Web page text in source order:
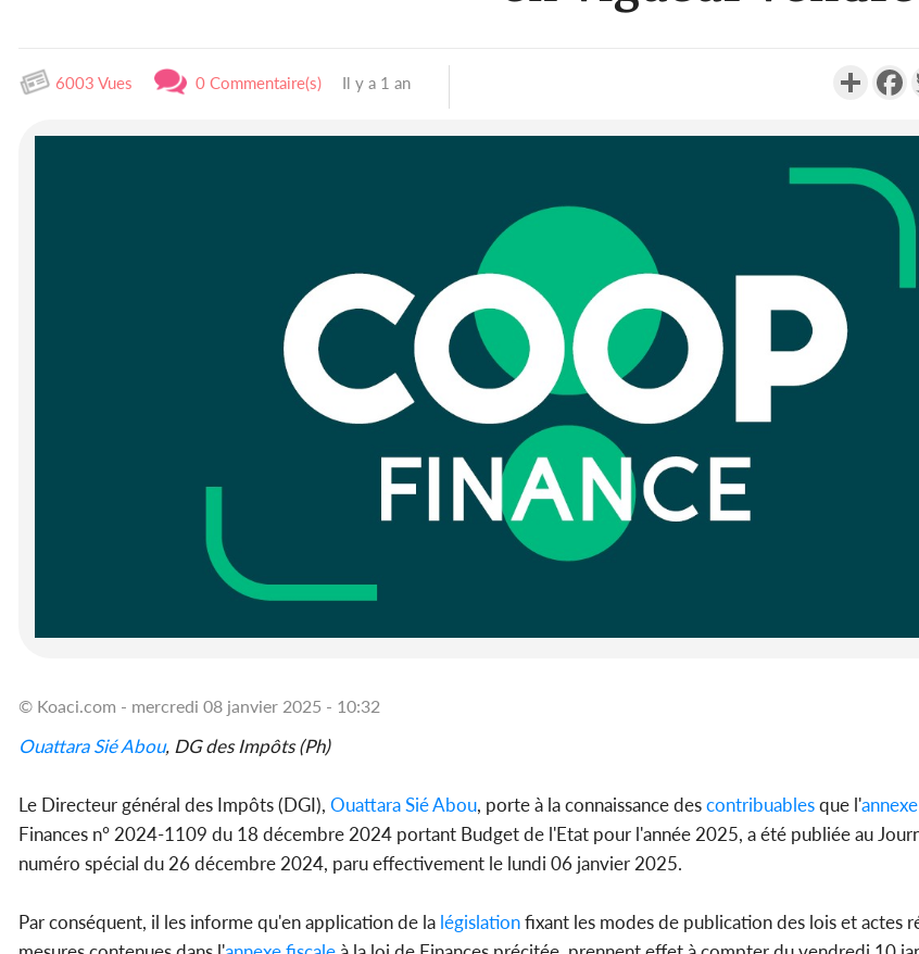
6003 Vues 0 Commentaire(s) Il y a 1 an
© Koaci.com - mercredi 08 janvier 2025 - 10:32
Ouattara Sié Abou, DG des Impôts (Ph)
Le Directeur général des Impôts (DGI), Ouattara Sié Abou, porte à la connaissance descontribuablesque l'
Finances n° 2024-1109 du 18 décembre 2024 portant Budget de l'Etat pour l'année 2025, a été publiée au
numéro spécial du 26 décembre 2024, paru effectivement le lundi 06 janvier 2025.
Par conséquent, il les informe qu'en application de la législationfixant les modes de publication des lois et actes